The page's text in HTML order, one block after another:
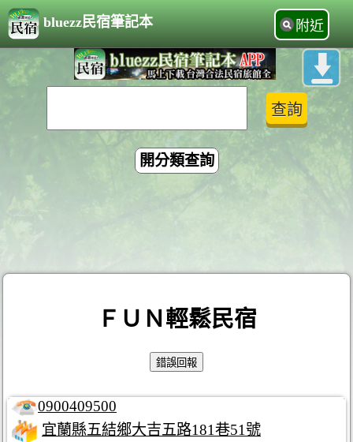
bluezz民宿筆記本 附近
開分類查詢
ＦＵＮ輕鬆民宿
0900409500
宜蘭縣五結鄉大吉五路181巷51號